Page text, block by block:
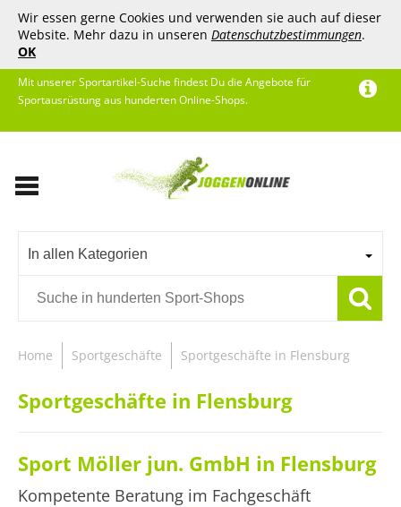
Wir essen gerne Cookies und verwenden sie auch auf dieser
Website. Mehr dazu in unseren Datenschutzbestimmungen.
OK
Mit unserer Sportartikel-Suche findest Du die Angebote für
Sportausrüstung aus hunderten Online-Shops.
In allen Kategorien
Home Sportgeschäfte Sportgeschäfte in Flensburg
Sportgeschäfte in Flensburg
Sport Möller jun. GmbH in Flensburg
Kompetente Beratung im Fachgeschäft